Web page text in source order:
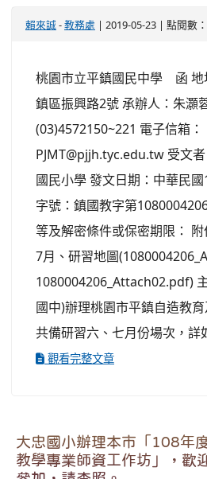
賴來誠-教務處 | 2019-05-23 | 點閱數
桃園市立平鎮國民中學 函 地
鎮區振興路2號 承辦人：朱灝
(03)4572150~221 電子信箱：
PJMT@pjjh.tyc.edu.tw 受文
國民小學 發文日期：中華民
字號：鎮國教字第
等及解密條件或保密期限：
7月、研習地圖
1080004206_Attach02.pdf)
國中)辦理桃園市平鎮自造教
共備研習六、七月份場次，詳
觀看完整文章
大忠國小辦理本市「108年
教學專業師資工作坊」，歡